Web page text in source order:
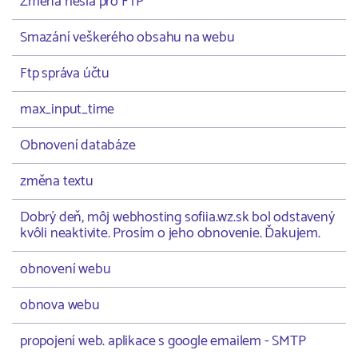
Smazání veškerého obsahu na webu
Ftp správa účtu
max_input_time
Obnovení databáze
změna textu
Dobrý deň, môj webhosting sofiia.wz.sk bol odstavený
kvôli neaktivite. Prosím o jeho obnovenie. Ďakujem.
obnovení webu
obnova webu
propojení web. aplikace s google emailem - SMTP